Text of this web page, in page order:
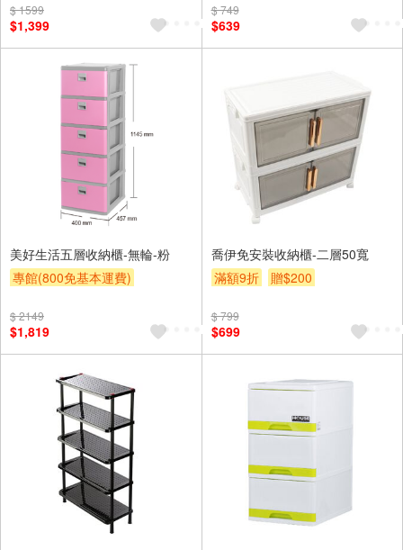
滿額9折
$ 1599
$1,399
$ 749
$639
美好生活五層收納櫃-無輪-粉
專館(800免基本運費)
滿額9折
$ 2149
$1,819
喬伊免安裝收納櫃-二層50寬
滿額9折
贈$200
$ 799
$699